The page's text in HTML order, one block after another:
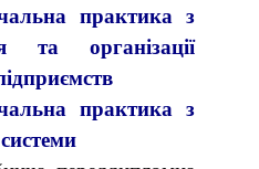
практика з
та організації
практика з